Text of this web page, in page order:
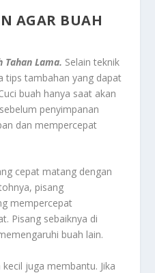
AGAR BUAH
Tahan Lama. Selain teknik
tips tambahan yang dapat
buah hanya saat akan
penyimpanan
dan mempercepat
cepat matang dengan
pisang
mempercepat
Pisang sebaiknya di
buah lain.
juga membantu. Jika